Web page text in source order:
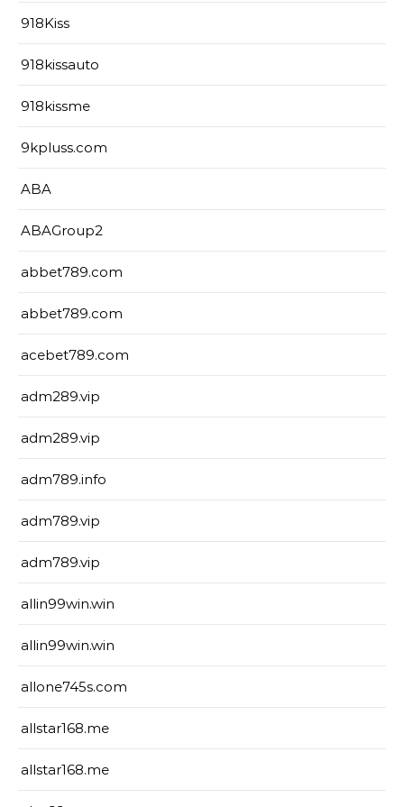
918Kiss
918kissauto
918kissme
9kpluss.com
ABA
ABAGroup2
abbet789.com
abbet789.com
acebet789.com
adm289.vip
adm289.vip
adm789.info
adm789.vip
adm789.vip
allin99win.win
allin99win.win
allone745s.com
allstar168.me
allstar168.me